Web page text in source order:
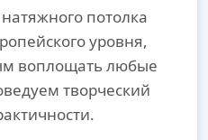
потолка
уровня,
воплощать любые
творческий